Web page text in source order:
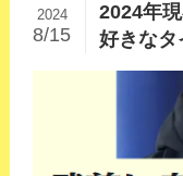
2024年
好きなタ
2024
8/15